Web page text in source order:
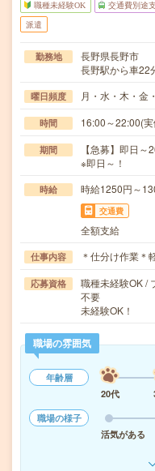
職種未経験OK 交通費別途
派遣
勤務地
長野県長野市
長野駅から車22
曜日頻度 月・水・木・
時間 16:00～22:00(
期間
【急募】即日
※即日～！
時給 時給1250円～
交通費
全額支給
仕事内容 ＊仕分け作業＊
応募資格
職種未経験OK /
不要
未経験OK！
職場の雰囲気
年齢層
20代
職場の様子
活気がある